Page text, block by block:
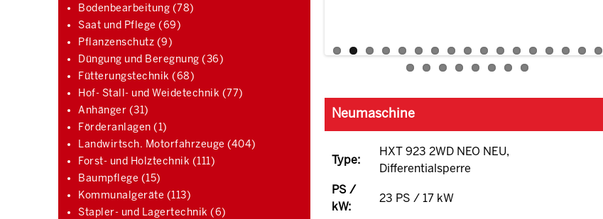
Bodenbearbeitung (78)
Saat und Pflege (69)
Pflanzenschutz (9)
Düngung und Beregnung (36)
Fütterungstechnik (68)
Hof- Stall- und Weidetechnik (77)
Anhänger (31)
Förderanlagen (1)
Landwirtsch. Motorfahrzeuge (404)
Forst- und Holztechnik (111)
Baumpflege (15)
Kommunalgeräte (113)
Stapler- und Lagertechnik (6)
Neumaschine
Type:
HXT 923 2WD NEO NEU,
Differentialsperre
PS /
kW:
23 PS / 17 kW